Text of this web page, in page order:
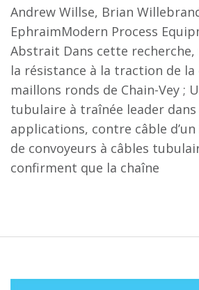
Andrew Willse, Brian
EphraimModern Process
Abstrait Dans cette recherche,
la résistance à la traction de la
maillons ronds de Chain-Vey ;
tubulaire à traînée leader
applications, contre câble
de convoyeurs à câbles
confirment que la chaîne